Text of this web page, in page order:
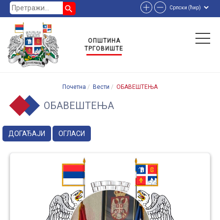
search
ОПШТИНА
ТРГОВИШТЕ
Почетна Вести ОБАВЕШТЕЊА
ОБАВЕШТЕЊА
ДОГАЂАЈИ ОГЛАСИ